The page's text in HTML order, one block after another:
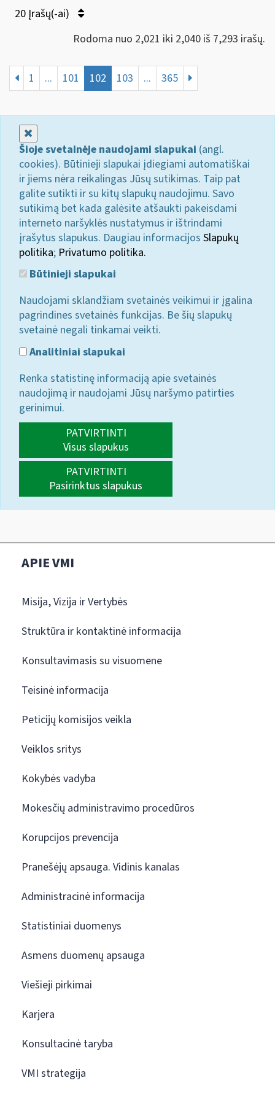
20 Įrašų(-ai)
Rodoma nuo 2,021 iki 2,040 iš 7,293 irašų.
1 ... 101 102 103 ... 365
Šioje svetainėje naudojami slapukai (angl.
cookies). Būtinieji slapukai įdiegiami automatiškai
ir jiems nėra reikalingas Jūsų sutikimas. Taip pat
galite sutikti ir su kitų slapukų naudojimu. Savo
sutikimą bet kada galėsite atšaukti pakeisdami
interneto naršyklės nustatymus ir ištrindami
įrašytus slapukus. Daugiau informacijos Slapukų
politika; Privatumo politika.
Būtinieji slapukai
Naudojami sklandžiam svetainės veikimui ir įgalina
pagrindines svetainės funkcijas. Be šių slapukų
svetainė negali tinkamai veikti.
Analitiniai slapukai
Renka statistinę informaciją apie svetainės
naudojimą ir naudojami Jūsų naršymo patirties
gerinimui.
PATVIRTINTI
Visus slapukus
PATVIRTINTI
Pasirinktus slapukus
APIE VMI
Misija, Vizija ir Vertybės
Struktūra ir kontaktinė informacija
Konsultavimasis su visuomene
Teisinė informacija
Peticijų komisijos veikla
Veiklos sritys
Kokybės vadyba
Mokesčių administravimo procedūros
Korupcijos prevencija
Pranešėjų apsauga. Vidinis kanalas
Administracinė informacija
Statistiniai duomenys
Asmens duomenų apsauga
Viešieji pirkimai
Karjera
Konsultacinė taryba
VMI strategija